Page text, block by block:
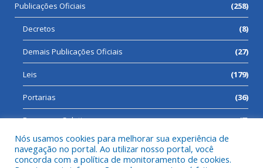
Publicações Oficiais (258)
Decretos (8)
Demais Publicações Oficiais (27)
Leis (179)
Portarias (36)
Processos Seletivos (7)
Nós usamos cookies para melhorar sua experiência de
navegação no portal. Ao utilizar nosso portal, você
concorda com a política de monitoramento de cookies.